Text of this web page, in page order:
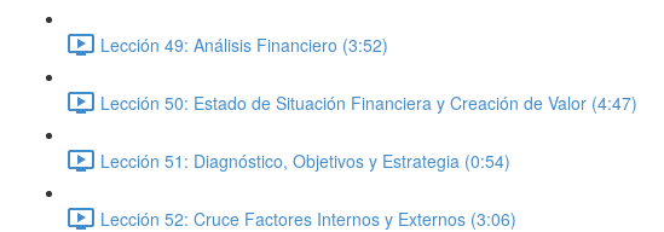
Lección 49: Análisis Financiero (3:52)
Lección 50: Estado de Situación Financiera y Creación de Valor (4:47)
Lección 51: Diagnóstico, Objetivos y Estrategia (0:54)
Lección 52: Cruce Factores Internos y Externos (3:06)